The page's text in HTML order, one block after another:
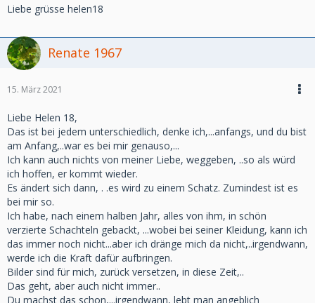
Liebe grüsse helen18
Renate 1967
15. März 2021
Liebe Helen 18,
Das ist bei jedem unterschiedlich, denke ich,...anfangs, und du bist
am Anfang,..war es bei mir genauso,...
Ich kann auch nichts von meiner Liebe, weggeben, ..so als würd
ich hoffen, er kommt wieder.
Es ändert sich dann, . .es wird zu einem Schatz. Zumindest ist es
bei mir so.
Ich habe, nach einem halben Jahr, alles von ihm, in schön
verzierte Schachteln gebackt, ...wobei bei seiner Kleidung, kann ich
das immer noch nicht...aber ich dränge mich da nicht,..irgendwann,
werde ich die Kraft dafür aufbringen.
Bilder sind für mich, zurück versetzen, in diese Zeit,..
Das geht, aber auch nicht immer..
Du machst das schon,...irgendwann, lebt man angeblich